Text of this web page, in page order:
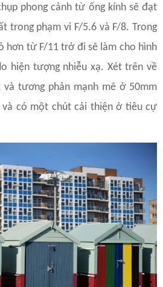
phong cảnh từ ống kính sẽ đạt
trong phạm vi F/5.6 và F/8. Trong
hơn từ F/11 trở đi sẽ làm cho hình
hiện tượng nhiễu xạ. Xét trên về
tương phản mạnh mẽ ở 50mm
có một chút cải thiện ở tiêu cự